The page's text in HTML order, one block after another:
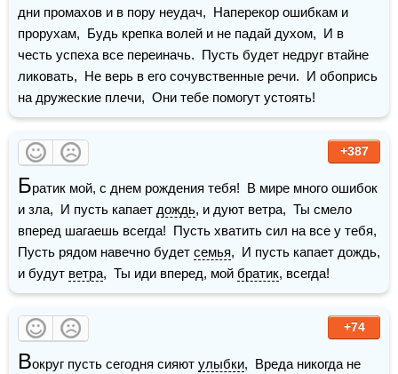
дни промахов и в пору неудач,  Наперекор ошибкам и
прорухам,  Будь крепка волей и не падай духом,  И в
честь успеха все переиначь.  Пусть будет недруг втайне
ликовать,  Не верь в его сочувственные речи.  И обопрись
на дружеские плечи,  Они тебе помогут устоять!
+387
Братик мой, с днем рождения тебя!  В мире много ошибок
и зла,  И пусть капает дождь, и дуют ветра,  Ты смело
вперед шагаешь всегда!  Пусть хватить сил на все у тебя,
Пусть рядом навечно будет семья,  И пусть капает дождь,
и будут ветра,  Ты иди вперед, мой братик, всегда!
+74
Вокруг пусть сегодня сияют улыбки,  Вреда никогда не